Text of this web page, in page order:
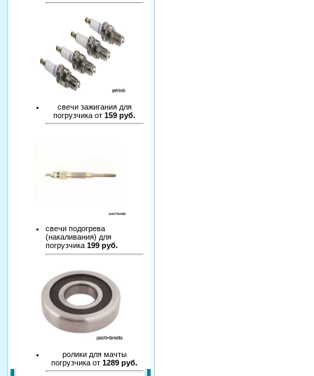
свечи зажигания для
погрузчика от159 руб.
свечи подогрева
(накаливания) для
погрузчика 199 руб.
ролики для мачты
погрузчика от1289 руб.